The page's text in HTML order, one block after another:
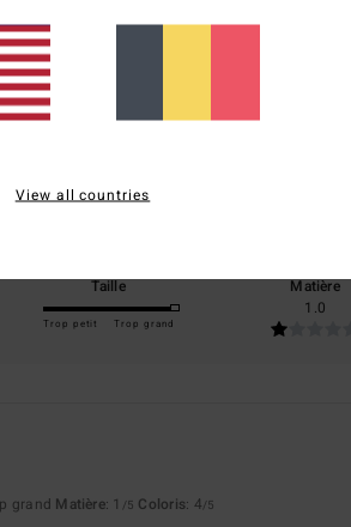
Note moyenne
3.0 /5
1 avis vérifiésdepuis juin 2026
Taille
Trop petit Trop grand
Matière
1.0
grand Matière: 1 /5 Coloris: 4/5
View all countries